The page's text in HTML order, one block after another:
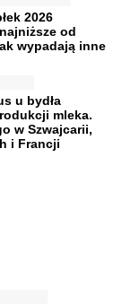
2026
od
wypadają inne
u bydła
mleka.
w Szwajcarii,
i Francji